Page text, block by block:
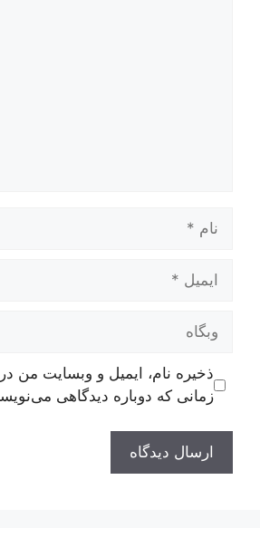
ایمیل
وبگاه
ذخیره نام، ایمیل و وبسایت من
زمانی که دوباره دیدگاهی